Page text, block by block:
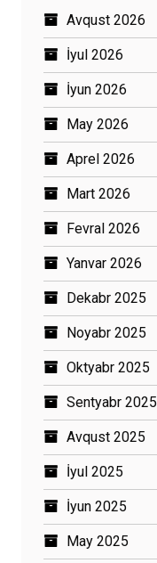
Avqust 2026
İyul 2026
İyun 2026
May 2026
Aprel 2026
Mart 2026
Fevral 2026
Yanvar 2026
Dekabr 2025
Noyabr 2025
Oktyabr 2025
Sentyabr 2025
Avqust 2025
İyul 2025
İyun 2025
May 2025